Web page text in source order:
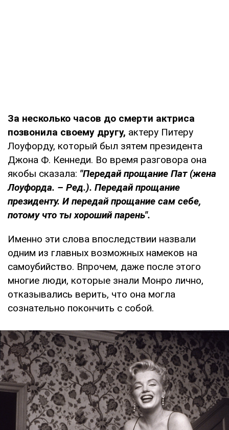
За несколько часов до смерти актриса
позвонила своему другу, актеру Питеру
Лоуфорду, который был зятем президента
Джона Ф. Кеннеди. Во время разговора она
якобы сказала: "Передай прощание Пат (жена
Лоуфорда. – Ред.). Передай прощание
президенту. И передай прощание сам себе,
потому что ты хороший парень".
Именно эти слова впоследствии назвали
одним из главных возможных намеков на
самоубийство. Впрочем, даже после этого
многие люди, которые знали Монро лично,
отказывались верить, что она могла
сознательно покончить с собой.